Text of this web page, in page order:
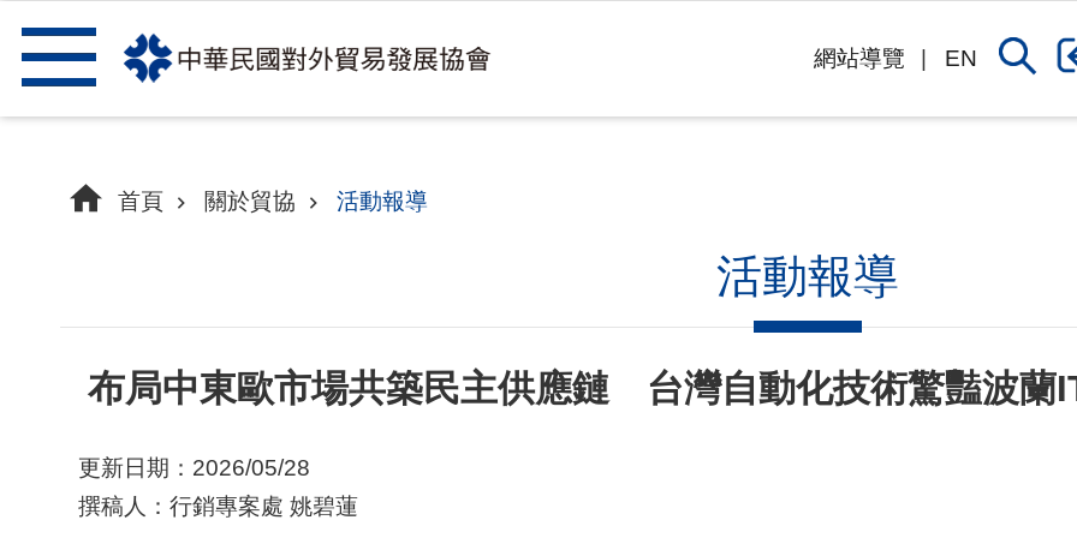
跳到主要內容區塊
網站導覽 EN
首頁 關於貿協 活動報導
活動報導
布局中東歐市場共築民主供應鏈 台灣自動化技術驚豔波蘭
更新日期：2026/05/28
撰稿人：行銷專案處 姚碧蓮